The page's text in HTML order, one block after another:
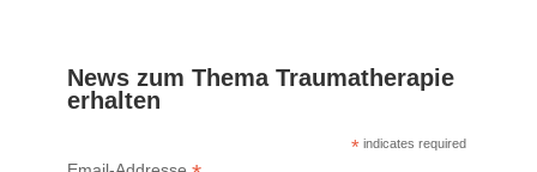
News zum Thema Traumatherapie
erhalten
* indicates required